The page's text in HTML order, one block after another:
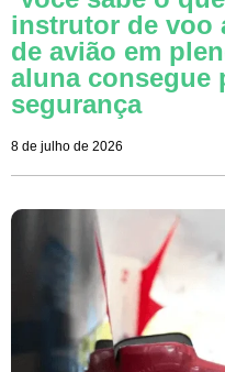
instrutor de voo
de avião em
aluna consegue
segurança
8 de julho de 2026